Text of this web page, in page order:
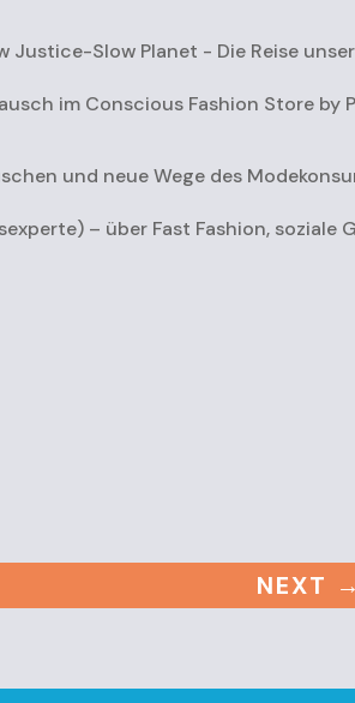
Justice-Slow Planet - Die Reise
im Conscious Fashion Store by
und neue Wege des
– über Fast Fashion, soziale
NEXT →